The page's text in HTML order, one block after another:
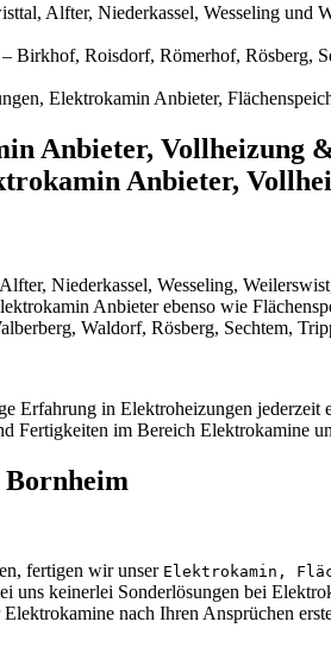
Alfter, Niederkassel, Wesseling und
Birkhof, Roisdorf, Römerhof, Rösberg,
Elektrokamin Anbieter,
Anbieter, Vollheizung
Anbieter,
Niederkassel, Wesseling,
Anbieter ebenso wie
Waldorf, Rösberg, Sechtem,
Erfahrung in Elektroheizungen
Fertigkeiten im Bereich Elektrokamine
fertigen wir unser Elektrokamin,
uns keinerlei Sonderlösungen bei
nach Ihren Ansprüchen